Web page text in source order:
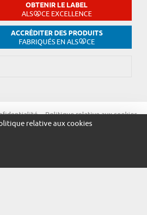
OBTENIR LE LABEL
ALS CE EXCELLENCE
ACCRÉDITER DES PRODUITS
FABRIQUÉS EN ALS CE
Politique relative aux cookies
relative aux cookies